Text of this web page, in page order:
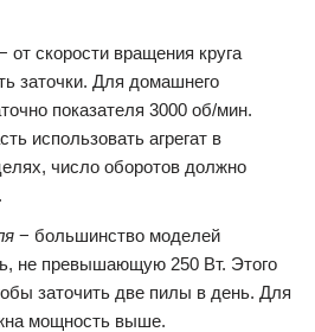
от скорости вращения круга
заточки. Для домашнего
показателя 3000 об/мин.
использовать агрегат в
число оборотов должно
− большинство моделей
не превышающую 250 Вт. Этого
заточить две пилы в день. Для
мощность выше.